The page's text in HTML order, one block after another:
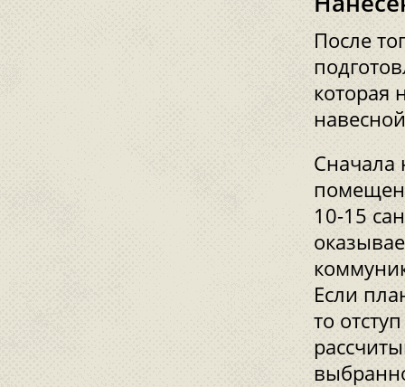
После
которая
Сначала
10-15
Если
то